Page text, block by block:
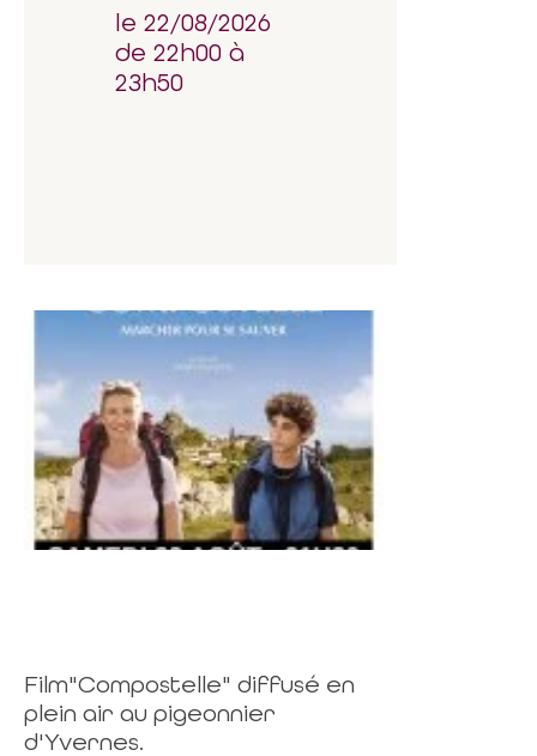
le 22/08/2026
de 22h00 à
23h50
Film"Compostelle" diffusé en
plein air au pigeonnier
d'Yvernes.